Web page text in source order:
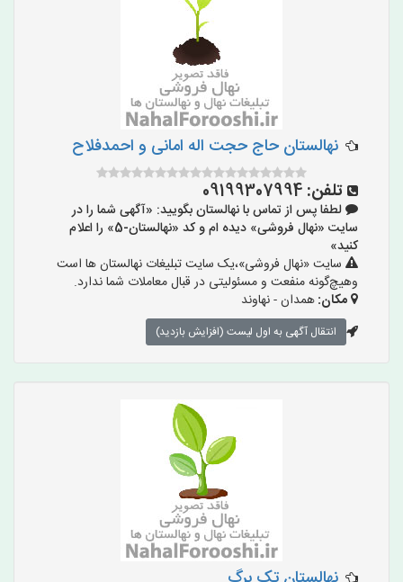
نهالستان حاج حجت اله امانی و احمدفلاح
تلفن: 09199307994
لطفا پس از تماس با نهالستان بگویید: «آگهی شما را در
سایت «نهال فروشی» دیده ام و کد «نهالستان-5» را اعلام
کنید»
سایت «نهال فروشی»،یک سایت تبلیغات نهالستان ها است
وهیچ‌گونه منفعت و مسئولیتی در قبال معاملات شما ندارد.
مکان:همدان - نهاوند
انتقال آگهی به اول لیست (افزایش بازدید)